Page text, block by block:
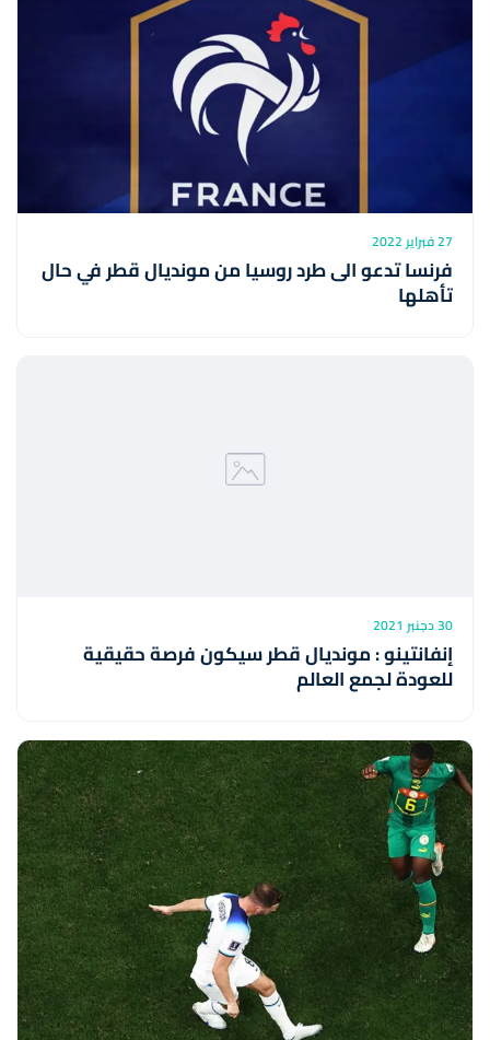
27 فبراير 2022
فرنسا تدعو الى طرد روسيا من مونديال قطر في حال
تأهلها
30 دجنبر 2021
إنفانتينو : مونديال قطر سيكون فرصة حقيقية
للعودة لجمع العالم